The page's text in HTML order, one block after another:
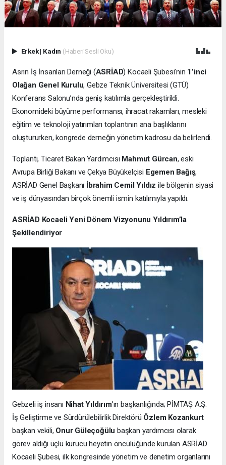
Erkek| Kadın (Haberi Sesli Oku)
Asrın İş İnsanları Derneği (ASRİAD) Kocaeli Şubesi’nin 1’inci
Olağan Genel Kurulu, Gebze Teknik Üniversitesi (GTÜ)
Konferans Salonu’nda geniş katılımla gerçekleştirildi.
Ekonomideki büyüme performansı, ihracat rakamları, mesleki
eğitim ve teknoloji yatırımları toplantının ana başlıklarını
oluştururken, kongrede derneğin yönetim kadrosu da belirlendi.
Toplantı, Ticaret Bakan Yardımcısı Mahmut Gürcan, eski
Avrupa Birliği Bakanı ve Çekya Büyükelçisi Egemen Bağış,
ASRİAD Genel Başkanı İbrahim Cemil Yıldız ile bölgenin siyasi
ve iş dünyasından birçok önemli ismin katılımıyla yapıldı.
ASRİAD Kocaeli Yeni Dönem Vizyonunu Yıldırım’la
Şekillendiriyor
Gebzeli iş insanı Nihat Yıldırım’ın başkanlığında; PİMTAŞ A.Ş.
İş Geliştirme ve Sürdürülebilirlik Direktörü Özlem Kozankurt
başkan vekili, Onur Güleçoğülu başkan yardımcısı olarak
görev aldığı üçlü kurucu heyetin öncülüğünde kurulan ASRİAD
Kocaeli Şubesi, ilk kongresinde yönetim ve denetim organlarını